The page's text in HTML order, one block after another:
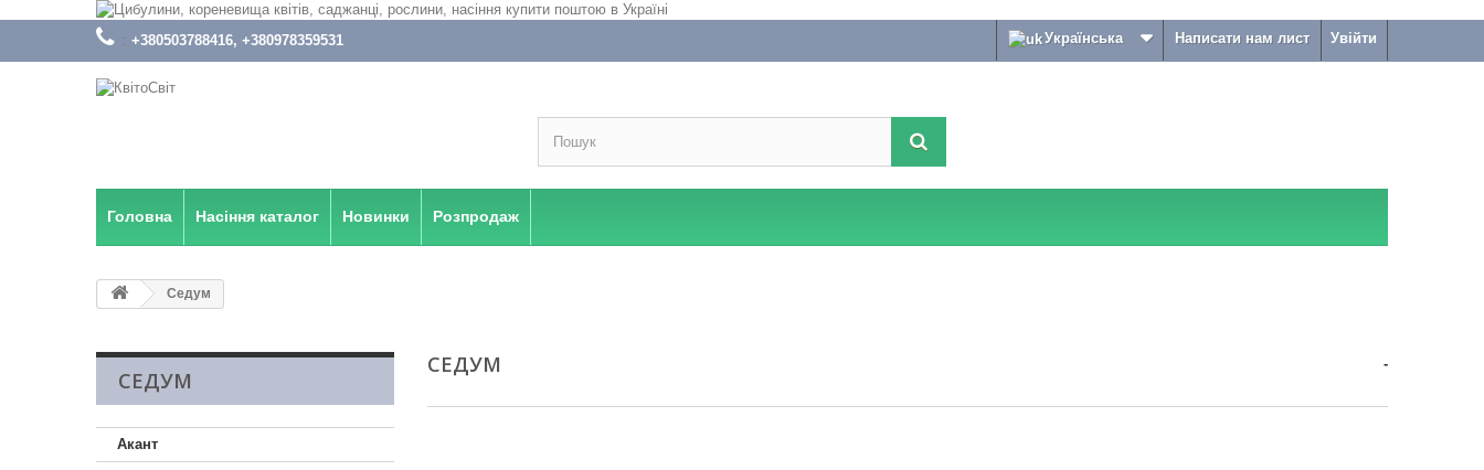
Увійти
Написати нам лист
: +380503788416, +380978359531 Українська
Головна Насіння каталог Новинки Розпродаж
Седум
СЕДУМ
Акант
СЕДУМ -